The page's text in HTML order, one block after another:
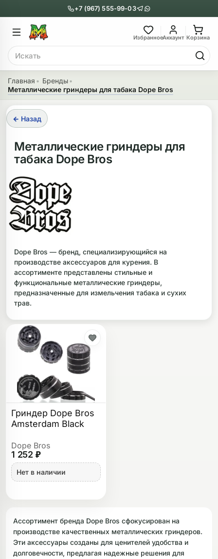
+7 (967) 555-99-03
ИзбранноеАккаунт Корзина
Поиск
Главное меню
Бонги
с перколятором
бонги
бонги
бонги
бонги
Главное
Трубки
Назад
Главная
Бренды
Металлические гриндеры для табака Dope Bros
← Назад
Металлические гриндеры для
табака Dope Bros
Dope Bros — бренд, специализирующийся на
производстве аксессуаров для курения. В
ассортименте представлены стильные и
функциональные металлические гриндеры,
предназначенные для измельчения табака и сухих
трав.
Гриндер Dope Bros
Amsterdam Black
Dope Bros
1 252 ₽
Нет в наличии
Ассортимент бренда Dope Bros сфокусирован на
производстве качественных металлических гриндеров.
Эти аксессуары созданы для ценителей удобства и
долговечности, предлагая надежные решения для